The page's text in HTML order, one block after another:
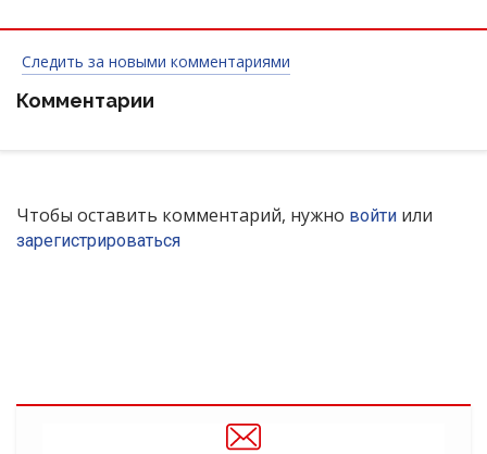
Следить за новыми комментариями
Комментарии
Чтобы оставить комментарий, нужно войти или
зарегистрироваться